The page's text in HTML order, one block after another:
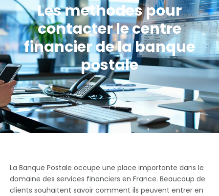
Les methodes pour
contacter le centre
financier de la banque
postale
La Banque Postale occupe une place importante dans le
domaine des services financiers en France. Beaucoup de
clients souhaitent savoir comment ils peuvent entrer en